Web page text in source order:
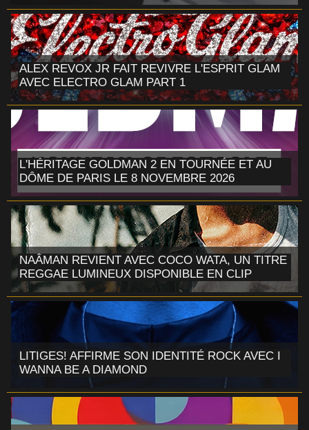
ALEX REVOX JR FAIT REVIVRE L'ESPRIT GLAM
AVEC ELECTRO GLAM PART 1
L'HÉRITAGE GOLDMAN 2 EN TOURNÉE ET AU
DÔME DE PARIS LE 8 NOVEMBRE 2026
NAÂMAN REVIENT AVEC COCO WATA, UN TITRE
REGGAE LUMINEUX DISPONIBLE EN CLIP
LITIGES! AFFIRME SON IDENTITÉ ROCK AVEC I
WANNA BE A DIAMOND